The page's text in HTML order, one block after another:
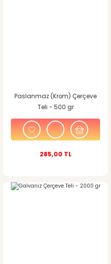
Paslanmaz (Krom) Çerçeve
Teli - 500 gr
285,00 TL